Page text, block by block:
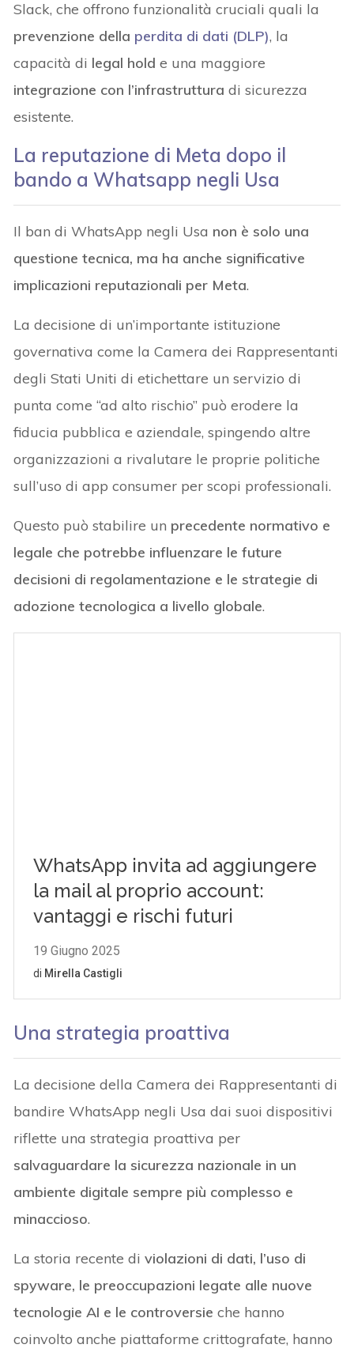
Slack, che offrono funzionalità cruciali quali la
prevenzione della perdita di dati (DLP), la
capacità di legal holde una maggiore
integrazione con l’infrastrutturadi sicurezza
esistente.
La reputazione di Meta dopo il
bando a Whatsapp negli Usa
Il ban di WhatsApp negli Usa non è solo una
questione tecnica, ma ha anche significative
implicazioni reputazionali per Meta.
La decisione di un’importante istituzione
governativa come la Camera dei Rappresentanti
degli Stati Uniti di etichettare un servizio di
punta come “ad alto rischio” può erodere la
fiducia pubblica e aziendale, spingendo altre
organizzazioni a rivalutare le proprie politiche
sull’uso di app consumer per scopi professionali.
Questo può stabilire un precedente normativo e
legale che potrebbe influenzare le future
decisioni di regolamentazione e le strategie di
adozione tecnologica a livello globale.
Una strategia proattiva
La decisione della Camera dei Rappresentanti di
bandire WhatsApp negli Usa dai suoi dispositivi
riflette una strategia proattiva per
salvaguardare la sicurezza nazionale in un
ambiente digitale sempre più complesso e
minaccioso.
La storia recente diviolazioni di dati, l’uso di
spyware, le preoccupazioni legate alle nuove
tecnologie AI e le controversie che hanno
coinvolto anche piattaforme crittografate, hanno